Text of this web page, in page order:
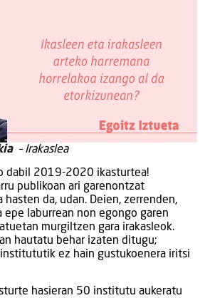
– Irakaslea
dabil 2019-2020 ikasturtea!
publikoan ari garenontzat
da, udan. Deien, zerrenden,
epe laburrean non egongo garen
murgiltzen gara irakasleok.
hautatu behar izaten ditugu;
ez hain gustukoenera iritsi
hasieran 50 institutu aukeratu